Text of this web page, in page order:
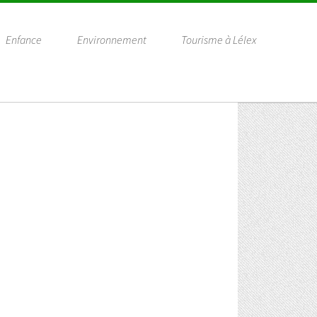
Enfance Environnement Tourisme à Lélex